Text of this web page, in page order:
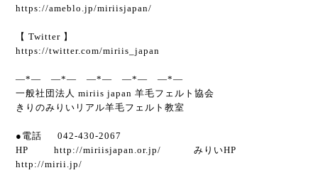
https://ameblo.jp/miriisjapan/
【 Twitter 】
https://twitter.com/miriis_japan
―*― ―*― ―*― ―*― ―*―
一般社団法人 miriis japan 羊毛フェルト協会
きりのみりいリアル羊毛フェルト教室
●電話 042-430-2067
HP http://miriisjapan.or.jp/ みりいHP
http://mirii.jp/